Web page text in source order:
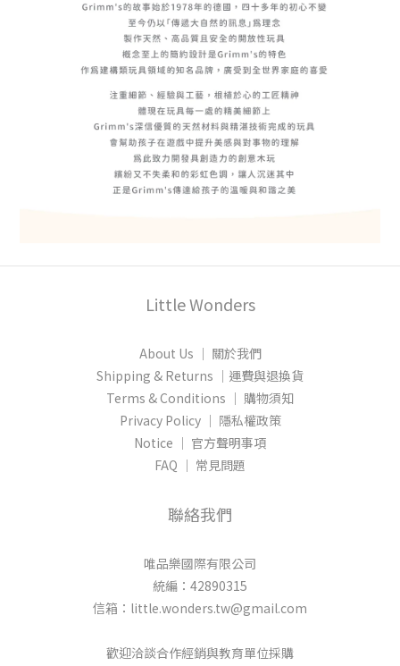
Little Wonders
About Us │ 關於我們
Shipping & Returns │運費與退換貨
Terms & Conditions │ 購物須知
Privacy Policy │ 隱私權政策
Notice │ 官方聲明事項
FAQ │ 常見問題
聯絡我們
唯品樂國際有限公司
統編：42890315
信箱：little.wonders.tw@gmail.com
歡迎洽談合作經銷與教育單位採購